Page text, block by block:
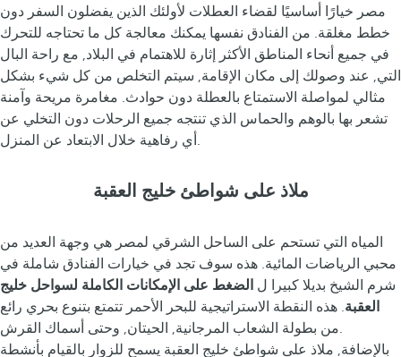
مصر خيارًا أساسيًا لقضاء العطلات لأولئك الذين يفضلون السفر دون
خطط مغلقة. من الفنادق نفسها يمكنك معالجة كل ما تحتاجه للتحرك
في جميع أنحاء المناطق الأكثر إثارة للاهتمام في البلاد, مع راحة البال
التي, عند وصولك إلى مكان الإقامة, سيتم التخلص من كل شيء بشكل
مثالي لمواصلة الاستمتاع بالعطلة دون حوادث. مغامرة مريحة وآمنة
تشعر بها بالوهم والحماس الذي تنتجه جميع الرحلات دون التخلي عن
أي رفاهية خلال الابتعاد عن المنزل.
ملاذ على شواطئ خليج العقبة
المياه التي تستحم على الساحل الشرقي لمصر هي وجهة العديد من
محبي الرياضات المائية. هذه سوف تجد في خيارات الفنادق شاملة في
شرم الشيخ بديلا كبيرا ل الضغط على الإمكانات الكاملة لسواحل خليج
العقبة. هذه النقطة الاستراتيجية للبحر الأحمر تتمتع بتنوع بحري رائع
من بطولة الشعاب المرجانية, الحيتان, وحتى أسماك القرش.
بالإضافة, ملاذ على شواطئ خليج العقبة يسمح للزوار بالقيام بأنشطة